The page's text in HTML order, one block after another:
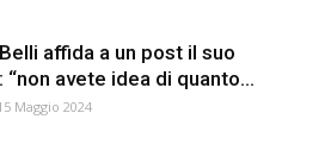
affida a un post il suo
“non avete idea di quanto...
Maggio 2024